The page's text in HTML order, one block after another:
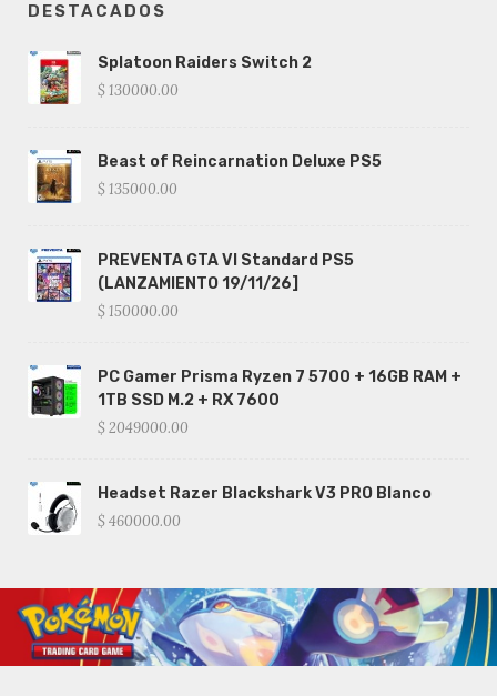
DESTACADOS
Splatoon Raiders Switch 2
$ 130000.00
Beast of Reincarnation Deluxe PS5
$ 135000.00
PREVENTA GTA VI Standard PS5
(LANZAMIENTO 19/11/26]
$ 150000.00
PC Gamer Prisma Ryzen 7 5700 + 16GB RAM +
1TB SSD M.2 + RX 7600
$ 2049000.00
Headset Razer Blackshark V3 PRO Blanco
$ 460000.00